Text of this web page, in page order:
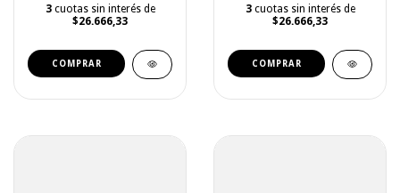
3 cuotas sin interés de
$26.666,33
COMPRAR
3 cuotas sin interés de
$26.666,33
COMPRAR